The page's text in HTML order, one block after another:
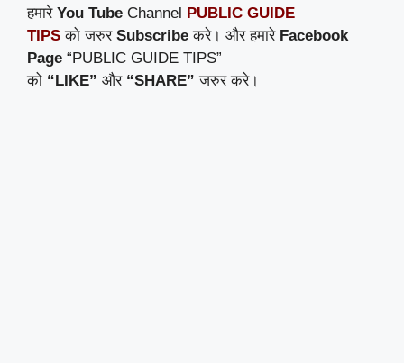
हमारे You Tube Channel PUBLIC GUIDE
TIPS को जरुर Subscribeकरे। और हमारे Facebook
Page “PUBLIC GUIDE TIPS”
को “LIKE” और “SHARE”जरुर करे।